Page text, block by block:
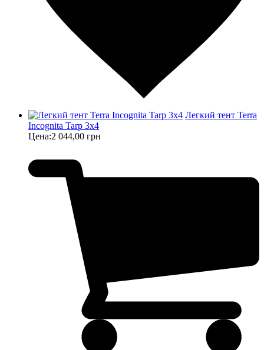
Легкий тент Terra
Incognita Tarp 3x4
Цена:2 044,00 грн